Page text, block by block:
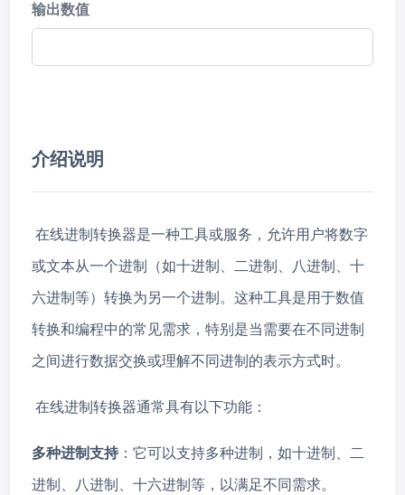
输出数值
介绍说明
在线进制转换器是一种工具或服务，允许用户将数字
或文本从一个进制（如十进制、二进制、八进制、十
六进制等）转换为另一个进制。这种工具是用于数值
转换和编程中的常见需求，特别是当需要在不同进制
之间进行数据交换或理解不同进制的表示方式时。
在线进制转换器通常具有以下功能：
多种进制支持 ：它可以支持多种进制，如十进制、二
进制、八进制、十六进制等，以满足不同需求。